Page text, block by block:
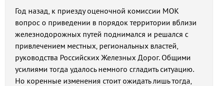
Год назад, к приезду оценочной комиссии МОК
вопрос о приведении в порядок территории вблизи
железнодорожных путей поднимался и решался с
привлечением местных, региональных властей,
руководства Российских Железных Дорог. Общими
усилиями тогда удалось немного сгладить ситуацию.
Но коренные изменения стоит ожидать лишь тогда,